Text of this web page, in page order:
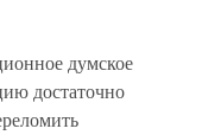
думское
достаточно